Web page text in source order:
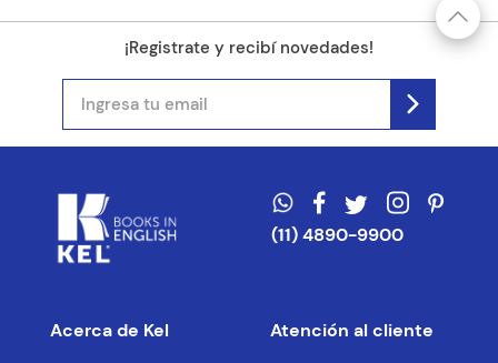
¡Registrate y recibí novedades!
(11) 4890-9900
Acerca de Kel Atención al cliente